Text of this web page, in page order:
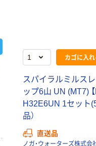
カゴに入
スパイ ラ ルミ ル ス レ
ッ プ6山 UN (MT7) 【
H32E6UN 1セ ッ ト(
品）
直送品
ノガ・ウォーターズ株式会